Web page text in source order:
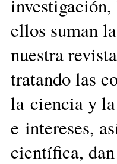
ellos suman
nuestra
tratando las
la ciencia y
e intereses,
científica,